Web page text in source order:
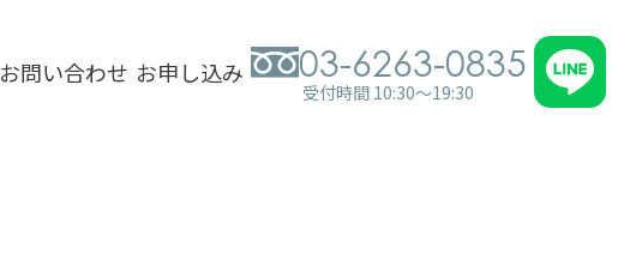
お問い合わせ お申し込み 03-6263-0835
受付時間 10:30～19:30